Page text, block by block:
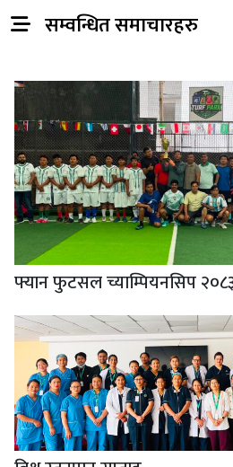
सम्वन्धित समाचारहरु
फ्यान फुटसल च्याम्पियनसिप